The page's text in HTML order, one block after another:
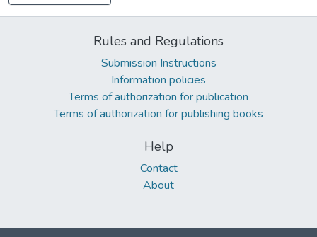
Rules and Regulations
Submission Instructions
Information policies
Terms of authorization for publication
Terms of authorization for publishing books
Help
Contact
About